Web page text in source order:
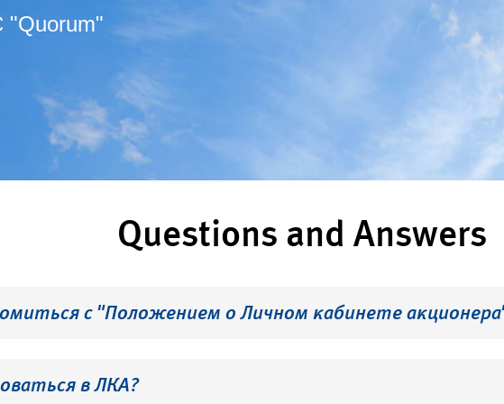
"Quorum"
Questions and Answers
с "Положением о Личном кабинете
в ЛКА?